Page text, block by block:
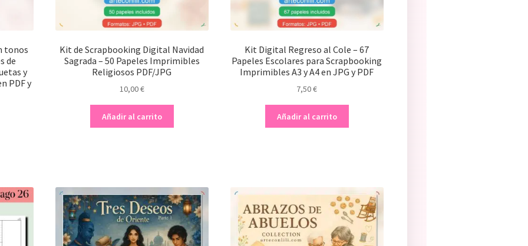
tonos
de
y
PDF y
Kit de Scrapbooking Digital Navidad
Sagrada – 50 Papeles Imprimibles
Religiosos PDF/JPG
10,00€
Añadir al carrito
Kit Digital Regreso al Cole – 67
Papeles Escolares para Scrapbooking
Imprimibles A3 y A4 en JPG y PDF
7,50€
Añadir al carrito